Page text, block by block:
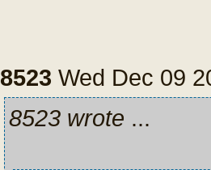
8523 Wed Dec 09
8523 wrote ...